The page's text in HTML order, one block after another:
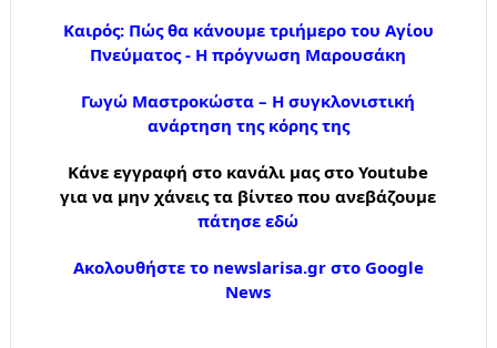
Καιρός: Πώς θα κάνουμε τριήμερο του Αγίου
Πνεύματος - Η πρόγνωση Μαρουσάκη
Γωγώ Μαστροκώστα – Η συγκλονιστική
ανάρτηση της κόρης της
Κάνε εγγραφή στο κανάλι μας στο Youtube
για να μην χάνεις τα βίντεο που ανεβάζουμε
πάτησε εδώ
Ακολουθήστε το newslarisa.gr στο Google
News